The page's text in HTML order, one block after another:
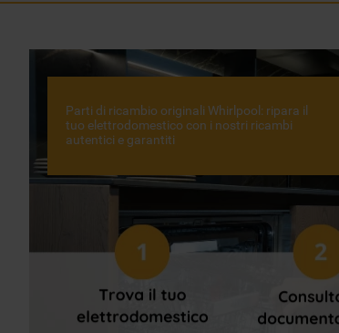
Parti di ricambio originali Whirlpool: ripara il
tuo elettrodomestico con i nostri ricambi
autentici e garantiti